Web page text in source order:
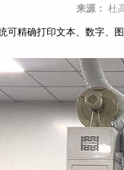
来源： 杜
可精确打印文本、数字、